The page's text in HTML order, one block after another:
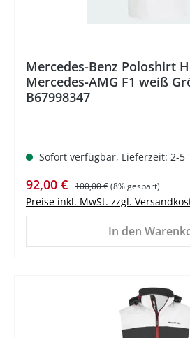
Mercedes-Benz Poloshirt
Mercedes-AMG F1 weiß
B67998347
Sofort verfügbar, Lieferzeit: 2-5
Verkaufspreis:
92,00 € Regulärer Preis:
100,00 €(8% gespart)
Preise inkl. MwSt. zzgl.
In den